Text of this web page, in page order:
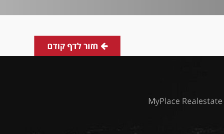
חזור לדף קודם
MyPlace Realestate